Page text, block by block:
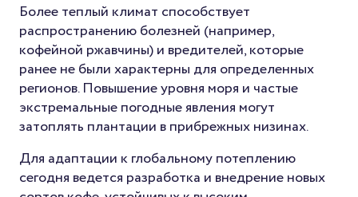
Более теплый климат способствует
распространению болезней (например,
кофейной ржавчины) и вредителей, которые
ранее не были характерны для определенных
регионов. Повышение уровня моря и частые
экстремальные погодные явления могут
затоплять плантации в прибрежных низинах.
Для адаптации к глобальному потеплению
сегодня ведется разработка и внедрение новых